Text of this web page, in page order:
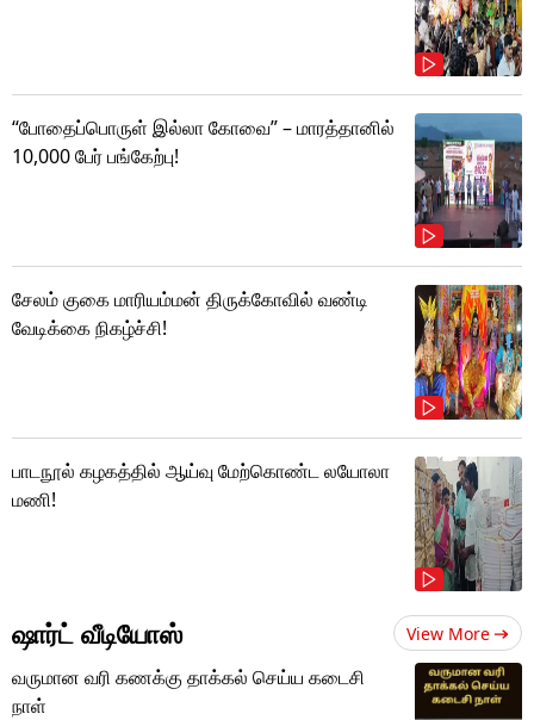
“போதைப்பொருள் இல்லா கோவை” – மாரத்தானில்
10,000 பேர் பங்கேற்பு!
சேலம் குகை மாரியம்மன் திருக்கோவில் வண்டி
வேடிக்கை நிகழ்ச்சி!
பாடநூல் கழகத்தில் ஆய்வு மேற்கொண்ட லயோலா
மணி!
ஷார்ட் வீடியோஸ் View More
வருமான வரி கணக்கு தாக்கல் செய்ய கடைசி
நாள்